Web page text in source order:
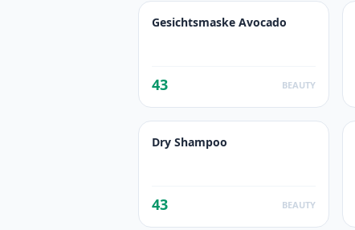
Gesichtsmaske Avocado
43 BEAUTY
Dry Shampoo
43 BEAUTY